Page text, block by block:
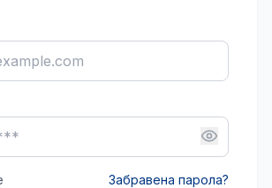
Забравена парола?